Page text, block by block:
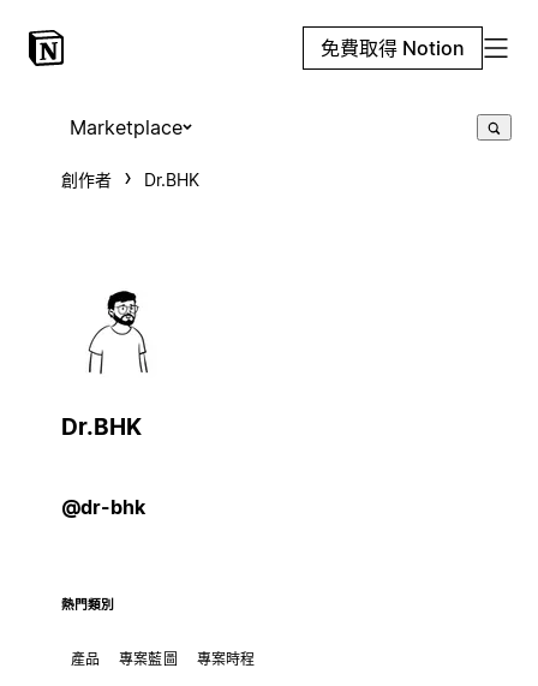
免費取得 Notion
Marketplace
創作者 Dr.BHK
Dr.BHK
@dr-bhk
熱門類別
產品 專案藍圖 專案時程